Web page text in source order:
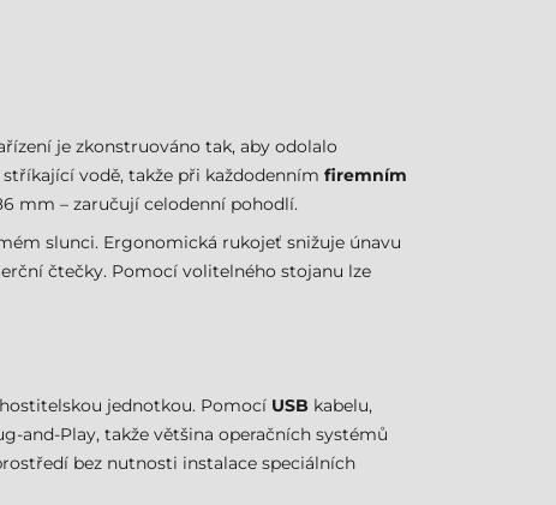
je zkonstruováno tak, aby odolalo
vodě, takže při každodenním firemním
mm – zaručují celodenní pohodlí.
slunci. Ergonomická rukojeť snižuje únavu
čtečky. Pomocí volitelného stojanu lze
jednotkou. Pomocí USB kabelu,
and-Play, takže většina operačních systémů
bez nutnosti instalace speciálních